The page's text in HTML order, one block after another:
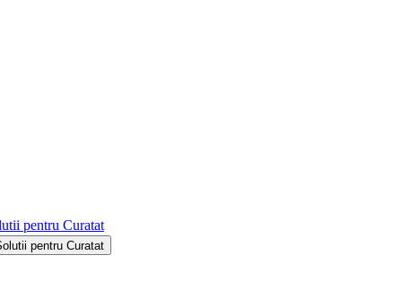
pentru Curatat
pentru Curatat